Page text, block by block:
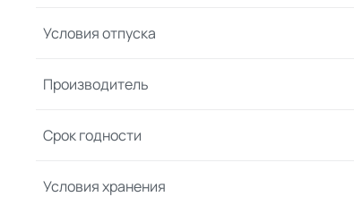
Условия отпуска
Производитель
Срок годности
Условия хранения